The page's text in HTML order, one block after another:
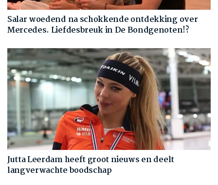
Salar woedend na schokkende ontdekking over
Mercedes. Liefdesbreuk in De Bondgenoten!?
Jutta Leerdam heeft groot nieuws en deelt
langverwachte boodschap